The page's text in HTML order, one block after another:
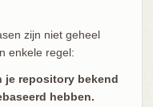
zijn niet geheel
enkele regel:
je repository bekend
hebben.